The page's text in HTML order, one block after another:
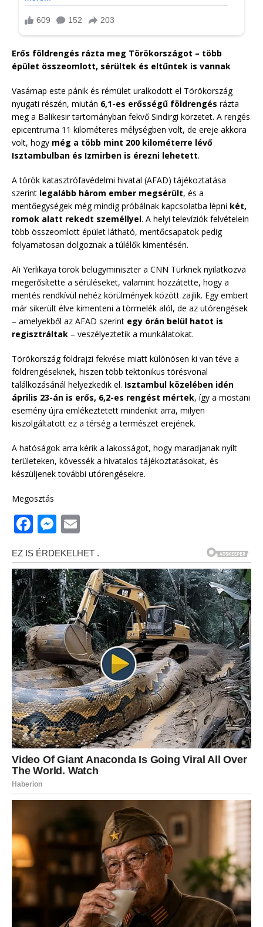
Erős földrengés rázta meg Törökországot – több
épület összeomlott, sérültek és eltűntek is vannak
Vasárnap este pánik és rémület uralkodott el Törökország
nyugati részén, miután 6,1-es erősségű földrengés rázta
meg a Balikesir tartományban fekvő Sindirgi körzetet. A rengés
epicentruma 11 kilométeres mélységben volt, de ereje akkora
volt, hogy még a több mint 200 kilométerre lévő
Isztambulban és Izmirben is érezni lehetett.
A török katasztrófavédelmi hivatal (AFAD) tájékoztatása
szerint legalább három ember megsérült, és a
mentőegységek még mindig próbálnak kapcsolatba lépni két,
romok alatt rekedt személlyel. A helyi televíziók felvételein
több összeomlott épület látható, mentőcsapatok pedig
folyamatosan dolgoznak a túlélők kimentésén.
Ali Yerlikaya török belügyminiszter a CNN Türknek nyilatkozva
megerősítette a sérüléseket, valamint hozzátette, hogy a
mentés rendkívül nehéz körülmények között zajlik. Egy embert
már sikerült élve kimenteni a törmelék alól, de az utórengések
– amelyekből az AFAD szerint egy órán belül hatot is
regisztráltak – veszélyeztetik a munkálatokat.
Törökország földrajzi fekvése miatt különösen ki van téve a
földrengéseknek, hiszen több tektonikus törésvonal
találkozásánál helyezkedik el. Isztambul közelében idén
április 23-án is erős, 6,2-es rengést mértek, így a mostani
esemény újra emlékeztetett mindenkit arra, milyen
kiszolgáltatott ez a térség a természet erejének.
A hatóságok arra kérik a lakosságot, hogy maradjanak nyílt
területeken, kövessék a hivatalos tájékoztatásokat, és
készüljenek további utórengésekre.
Megosztás
F
a
c
e
b
o
o
k
M
ss
e
n
g
e
r
ai
l